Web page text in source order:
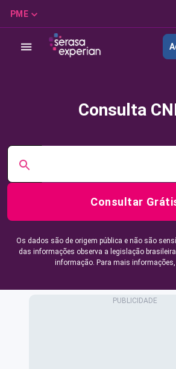
PME
Consulta
Consultar
Os dados são de origem pública e não são
das informações observa a legislação
informação. Para mais informações,